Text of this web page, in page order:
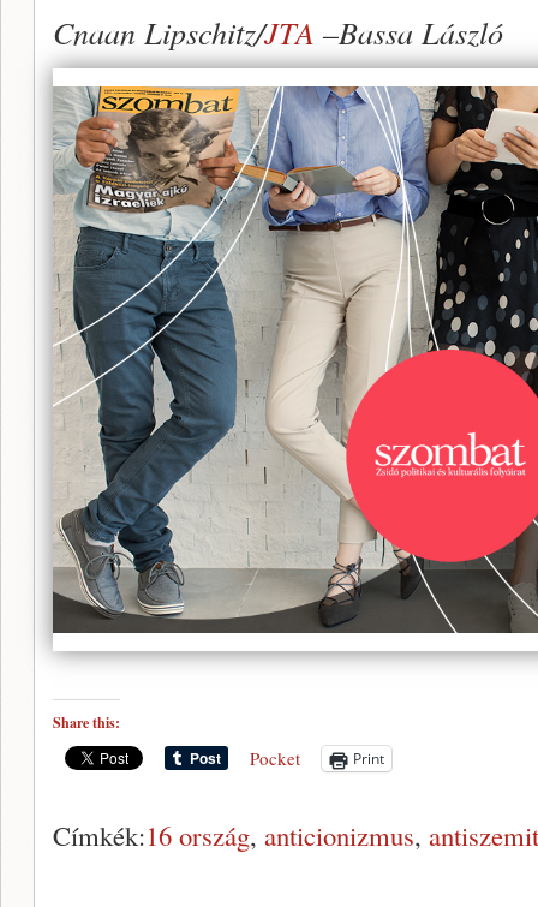
Cnaan Lipschitz/JTA –Bassa László
Share this:
Pocket Print
Címkék:16 ország, anticionizmus,